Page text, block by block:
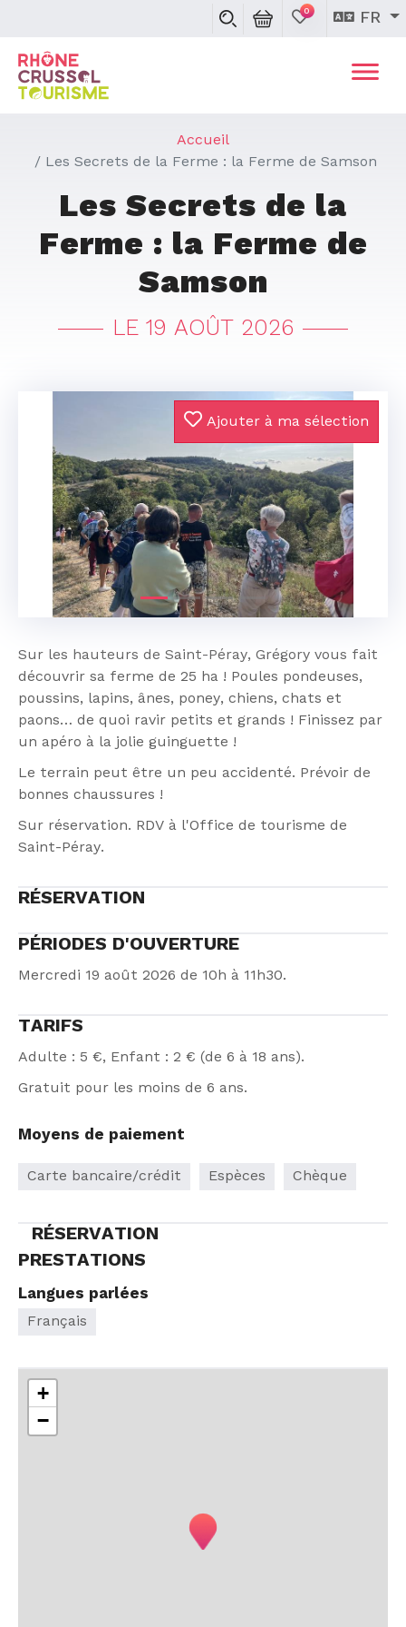
0 FR
Accueil
Les Secrets de la Ferme : la Ferme de Samson
Les Secrets de la
Ferme : la Ferme de
Samson
LE 19 AOÛT 2026
Précédent
Ajouter à ma sélection
Sur les hauteurs de Saint-Péray, Grégory vous fait
découvrir sa ferme de 25 ha ! Poules pondeuses,
poussins, lapins, ânes, poney, chiens, chats et
paons… de quoi ravir petits et grands ! Finissez par
un apéro à la jolie guinguette !
Le terrain peut être un peu accidenté. Prévoir de
bonnes chaussures !
Sur réservation. RDV à l'Office de tourisme de
Saint-Péray.
RÉSERVATION
PÉRIODES D'OUVERTURE
Mercredi 19 août 2026 de 10h à 11h30.
TARIFS
Adulte : 5 €, Enfant : 2 € (de 6 à 18 ans).
Gratuit pour les moins de 6 ans.
Moyens de paiement
Carte bancaire/crédit Espèces Chèque
RÉSERVATION
PRESTATIONS
Langues parlées
Français
+
−